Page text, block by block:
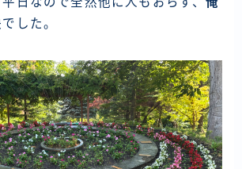
した。